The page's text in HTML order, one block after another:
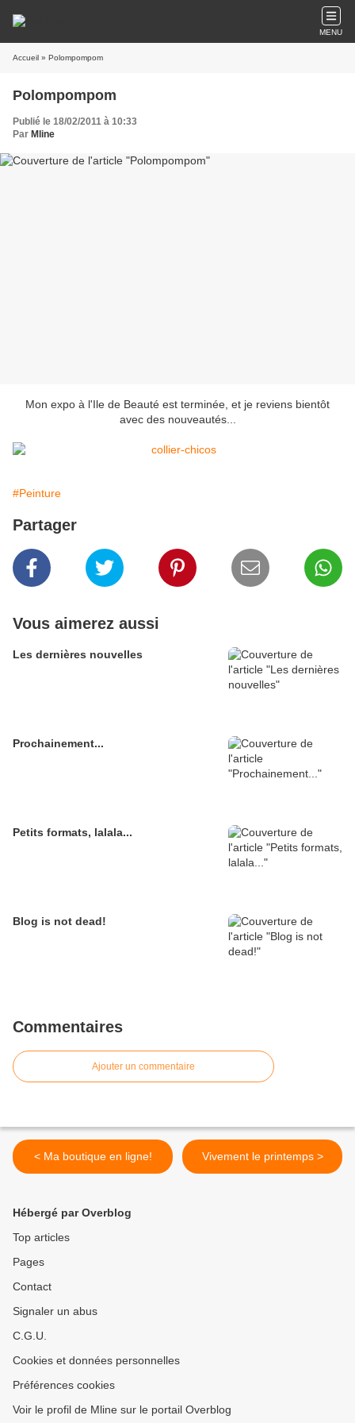
MENU
Accueil » Polompompom
Polompompom
Publié le 18/02/2011 à 10:33
Par Mline
Mon expo à l'Ile de Beauté est terminée, et je reviens bientôt
avec des nouveautés...
#Peinture
Partager
Vous aimerez aussi
Les dernières nouvelles
Prochainement...
Petits formats, lalala...
Blog is not dead!
Commentaires
Ajouter un commentaire
< Ma boutique en ligne! Vivement le printemps >
Hébergé par Overblog
Top articles
Pages
Contact
Signaler un abus
C.G.U.
Cookies et données personnelles
Préférences cookies
Voir le profil de Mline sur le portail Overblog